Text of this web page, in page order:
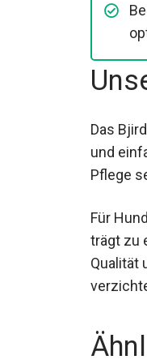
Das
und
Pflege
Für
trägt zu
Qualität